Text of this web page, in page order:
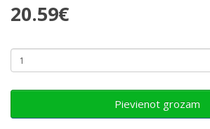
20.59€
Pievienot grozam